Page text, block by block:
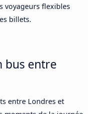
voyageurs flexibles
billets.
bus entre
entre Londres et